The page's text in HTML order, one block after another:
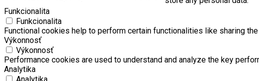
Funkcionalita
Funkcionalita
Functional cookies help to perform certain functionalities like sharing
Výkonnosť
Výkonnosť
Performance cookies are used to understand and analyze the key
Analytika